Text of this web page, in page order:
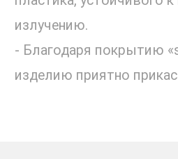
излучению.
- Благодаря покрытию
изделию приятно